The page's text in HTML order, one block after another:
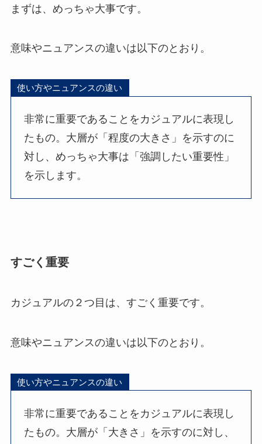
まずは、めっちゃ大事です。
意味やニュアンスの違いは以下のとおり。
使い方やニュアンスの違い
非常に重要であることをカジュアルに表現し
たもの。大層が「程度の大きさ」を示すのに
対し、めっちゃ大事は「強調したい重要性」
を示します。
すごく重要
カジュアルの２つ目は、すごく重要です。
意味やニュアンスの違いは以下のとおり。
使い方やニュアンスの違い
非常に重要であることをカジュアルに表現し
たもの。大層が「大きさ」を示すのに対し、